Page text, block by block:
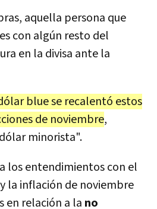
aquella persona que
con algún resto del
en la divisa ante la
blue se recalentó estos
de noviembre,
minorista".
los entendimientos con el
la inflación de noviembre
en relación a la no